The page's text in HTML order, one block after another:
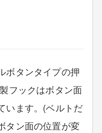
ボタンタイプの押
フックはボタン面
います。(ベルトだ
タン面の位置が変